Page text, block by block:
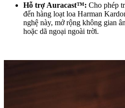
Hỗ trợ Auracast™: Cho phép
đến hàng loạt loa Harman
nghệ này, mở rộng không gian
hoặc dã ngoại ngoài trời.